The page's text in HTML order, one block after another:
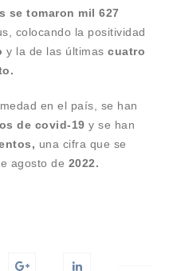
se tomaron mil 627
colocando la positividad
y la de las últimas cuatro
en el país, se han
de covid-19 y se han
una cifra que se
agosto de 2022.